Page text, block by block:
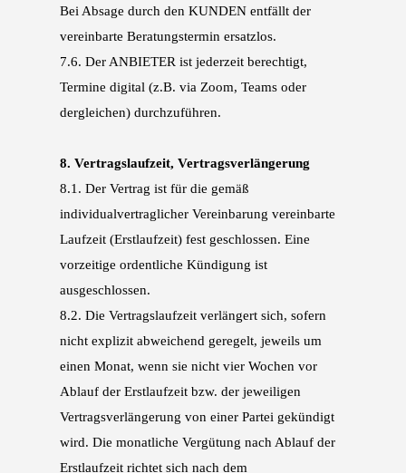
Bei Absage durch den KUNDEN entfällt der
vereinbarte Beratungstermin ersatzlos.
7.6. Der ANBIETER ist jederzeit berechtigt,
Termine digital (z.B. via Zoom, Teams oder
dergleichen) durchzuführen.
8. Vertragslaufzeit, Vertragsverlängerung
8.1. Der Vertrag ist für die gemäß
individualvertraglicher Vereinbarung vereinbarte
Laufzeit (Erstlaufzeit) fest geschlossen. Eine
vorzeitige ordentliche Kündigung ist
ausgeschlossen.
8.2. Die Vertragslaufzeit verlängert sich, sofern
nicht explizit abweichend geregelt, jeweils um
einen Monat, wenn sie nicht vier Wochen vor
Ablauf der Erstlaufzeit bzw. der jeweiligen
Vertragsverlängerung von einer Partei gekündigt
wird. Die monatliche Vergütung nach Ablauf der
Erstlaufzeit richtet sich nach dem